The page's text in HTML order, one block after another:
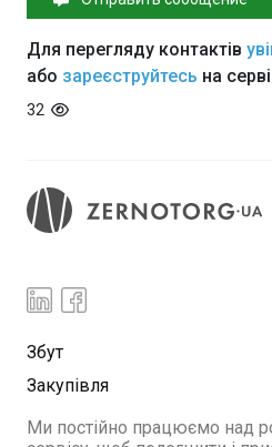
Для перегляду контактів
або зареєструйтесь на
32
Збут
Закупівля
Ми постійно працюємо над